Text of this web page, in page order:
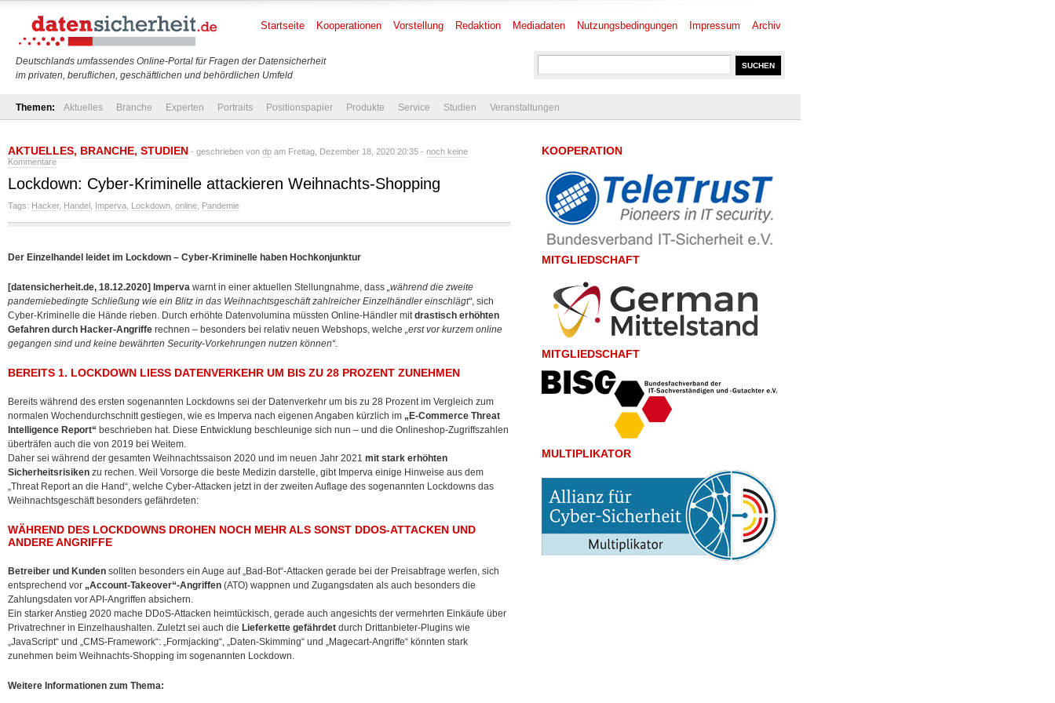
Deutschlands umfassendes Online-Portal für Fragen der Datensicherheit
im privaten, beruflichen, geschäftlichen und behördlichen Umfeld
Startseite Kooperationen Vorstellung Redaktion Mediadaten Nutzungsbedingungen Impressum Archiv
Themen: Aktuelles Branche Experten Portraits Positionspapier Produkte Service Studien Veranstaltungen
AKTUELLES, BRANCHE, STUDIEN - geschrieben von dp am Freitag, Dezember 18, 2020 20:35 - noch keine
Kommentare
Lockdown: Cyber-Kriminelle attackieren Weihnachts-Shopping
Tags: Hacker, Handel Imperva Lockdown online Pandemie
Der Einzelhandel leidet im Lockdown – Cyber-Kriminelle haben Hochkonjunktur
[datensicherheit.de, 18.12.2020] Imperva warnt in einer aktuellen Stellungnahme, dass „während die zweite
pandemiebedingte Schließung wie ein Blitz in das Weihnachtsgeschäft zahlreicher Einzelhändler einschlägt“, sich
Cyber-Kriminelle die Hände rieben. Durch erhöhte Datenvolumina müssten Online-Händler mitdrastisch erhöhten
Gefahren durch Hacker-Angriffe rechnen – besonders bei relativ neuen Webshops, welche „erst vor kurzem online
gegangen sind und keine bewährten Security-Vorkehrungen nutzen können“.
BEREITS 1. LOCKDOWN LIESS DATENVERKEHR UM BIS ZU 28 PROZENT ZUNEHMEN
Bereits während des ersten sogenannten Lockdowns sei der Datenverkehr um bis zu 28 Prozent im Vergleich zum
normalen Wochendurchschnitt gestiegen, wie es Imperva nach eigenen Angaben kürzlich im „E-Commerce Threat
Intelligence Report“ beschrieben hat. Diese Entwicklung beschleunige sich nun – und die Onlineshop-Zugriffszahlen
überträfen auch die von 2019 bei Weitem.
Daher sei während der gesamten Weihnachtssaison 2020 und im neuen Jahr 2021 mit stark erhöhten
Sicherheitsrisiken zu rechen. Weil Vorsorge die beste Medizin darstelle, gibt Imperva einige Hinweise aus dem
„Threat Report an die Hand“, welche Cyber-Attacken jetzt in der zweiten Auflage des sogenannten Lockdowns das
Weihnachtsgeschäft besonders gefährdeten:
WÄHREND DES LOCKDOWNS DROHEN NOCH MEHR ALS SONST DDOS-ATTACKEN UND
ANDERE ANGRIFFE
Betreiber und Kunden sollten besonders ein Auge auf „Bad-Bot“-Attacken gerade bei der Preisabfrage werfen, sich
entsprechend vor „Account-Takeover“-Angriffen (ATO) wappnen und Zugangsdaten als auch besonders die
Zahlungsdaten vor API-Angriffen absichern.
Ein starker Anstieg 2020 mache DDoS-Attacken heimtückisch, gerade auch angesichts der vermehrten Einkäufe über
Privatrechner in Einzelhaushalten. Zuletzt sei auch die Lieferkette gefährdet durch Drittanbieter-Plugins wie
„JavaScript“ und „CMS-Framework“: „Formjacking“, „Daten-Skimming“ und „Magecart-Angriffe“ könnten stark
zunehmen beim Weihnachts-Shopping im sogenannten Lockdown.
Weitere Informationen zum Thema:
KOOPERATION
MITGLIEDSCHAFT
MITGLIEDSCHAFT
MULTIPLIKATOR